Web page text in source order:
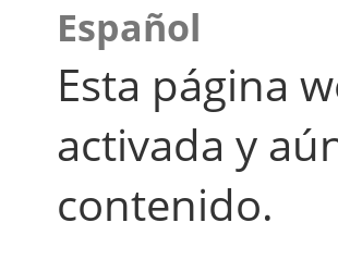
Español
Esta página
activada y
contenido.